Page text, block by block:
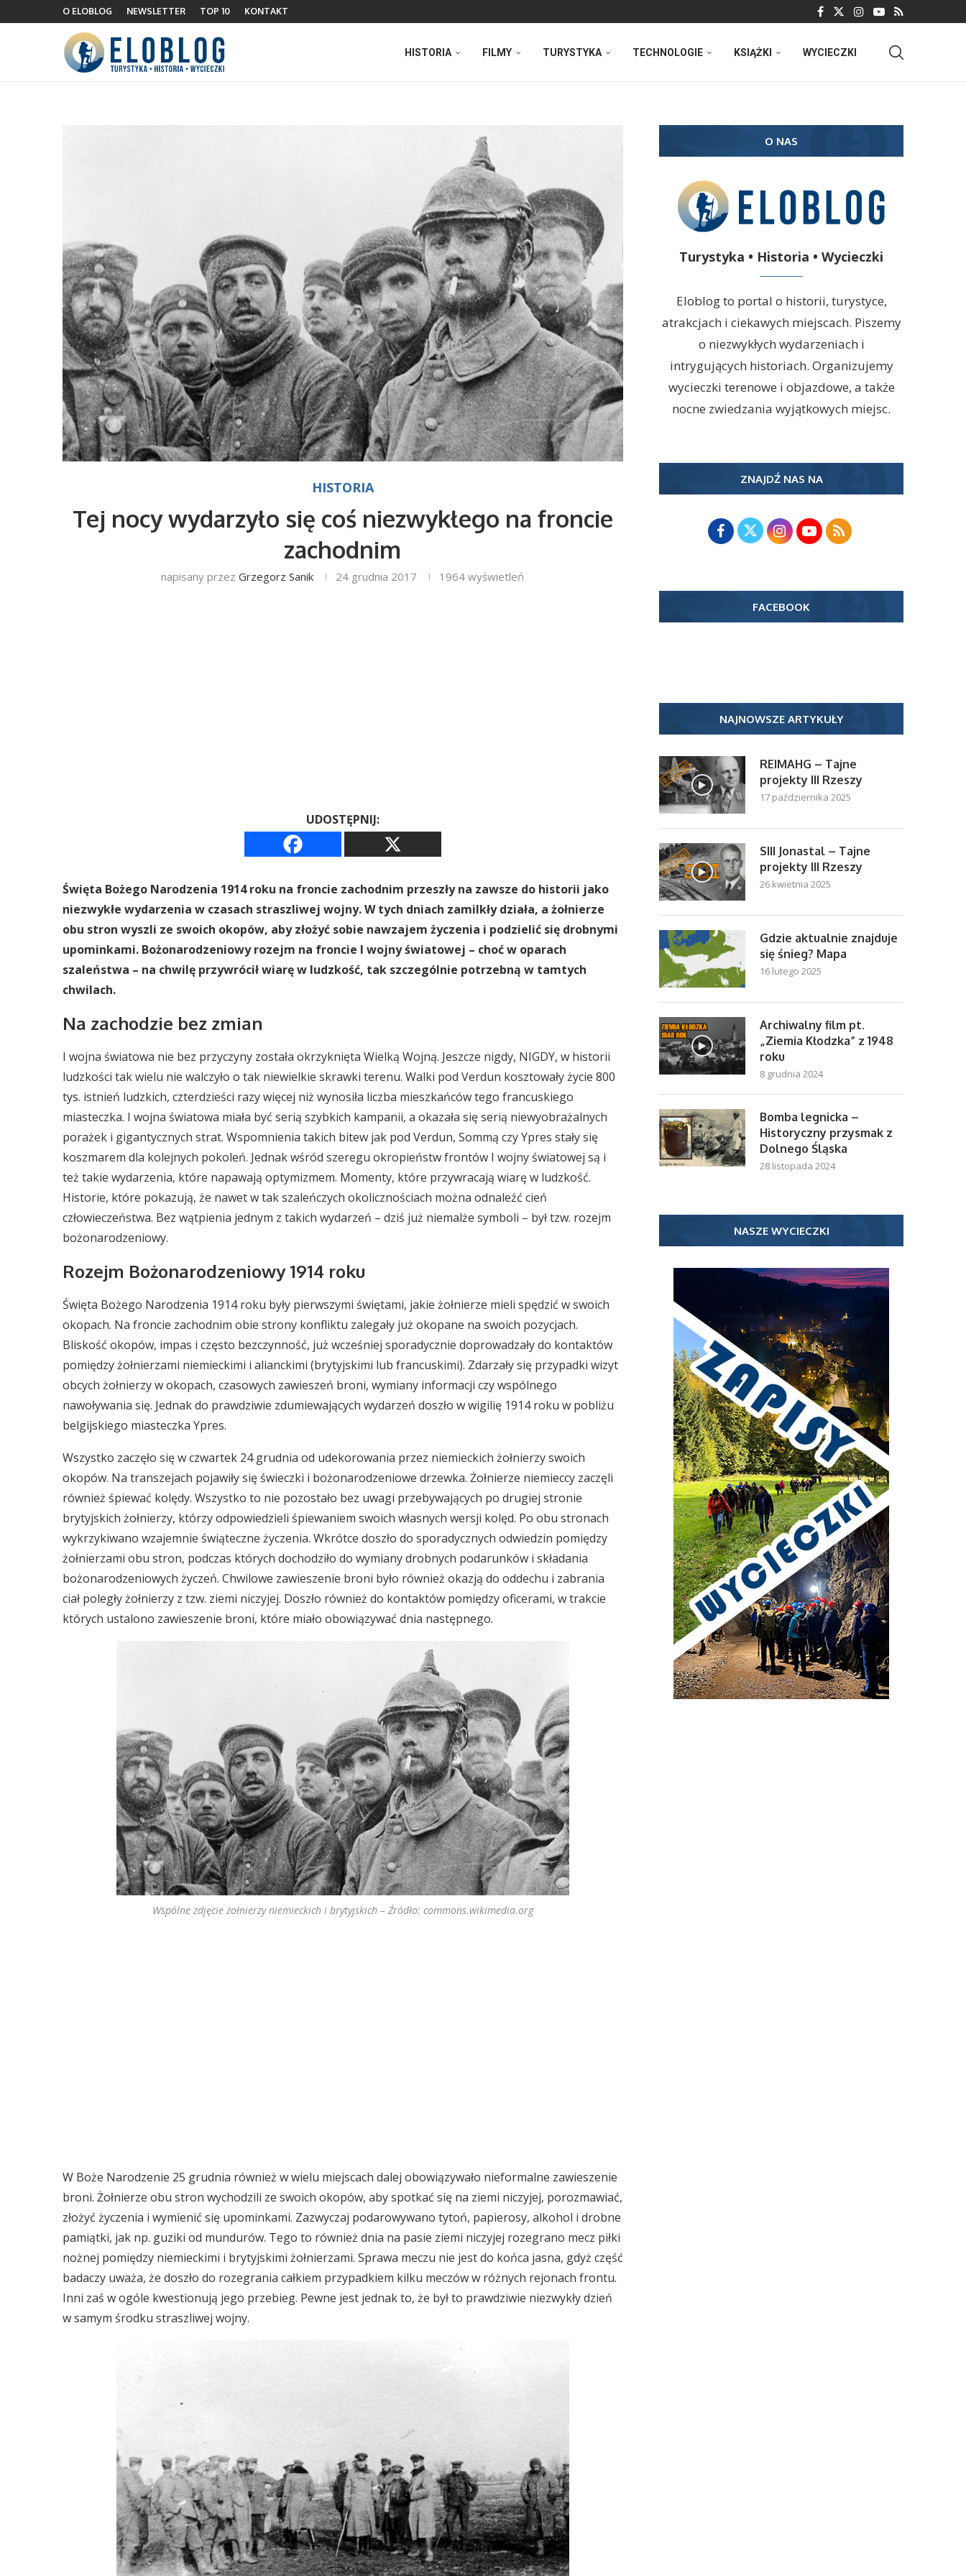
O ELOBLOG NEWSLETTER TOP 10 KONTAKT
HISTORIA FILMY TURYSTYKA TECHNOLOGIE KSIĄŻKI WYCIECZKI
HISTORIA
Tej nocy wydarzyło się coś niezwykłego na froncie
zachodnim
napisany przezGrzegorz Sanik 24 grudnia 2017 1964 wyświetleń
UDOSTĘPNIJ:
Święta Bożego Narodzenia 1914 roku na froncie zachodnim przeszły na zawsze do historii jako
niezwykłe wydarzenia w czasach straszliwej wojny. W tych dniach zamilkły działa, a żołnierze
obu stron wyszli ze swoich okopów, aby złożyć sobie nawzajem życzenia i podzielić się drobnymi
upominkami. Bożonarodzeniowy rozejm na froncie I wojny światowej – choć w oparach
szaleństwa – na chwilę przywrócił wiarę w ludzkość, tak szczególnie potrzebną w tamtych
chwilach.
Na zachodzie bez zmian
I wojna światowa nie bez przyczyny została okrzyknięta Wielką Wojną. Jeszcze nigdy, NIGDY, w historii
ludzkości tak wielu nie walczyło o tak niewielkie skrawki terenu. Walki pod Verdun kosztowały życie 800
tys. istnień ludzkich, czterdzieści razy więcej niż wynosiła liczba mieszkańców tego francuskiego
miasteczka. I wojna światowa miała być serią szybkich kampanii, a okazała się serią niewyobrażalnych
porażek i gigantycznych strat. Wspomnienia takich bitew jak pod Verdun, Sommą czy Ypres stały się
koszmarem dla kolejnych pokoleń. Jednak wśród szeregu okropieństw frontów I wojny światowej są i
też takie wydarzenia, które napawają optymizmem. Momenty, które przywracają wiarę w ludzkość.
Historie, które pokazują, że nawet w tak szaleńczych okolicznościach można odnaleźć cień
człowieczeństwa. Bez wątpienia jednym z takich wydarzeń – dziś już niemalże symboli – był tzw. rozejm
bożonarodzeniowy.
Rozejm Bożonarodzeniowy 1914 roku
Święta Bożego Narodzenia 1914 roku były pierwszymi świętami, jakie żołnierze mieli spędzić w swoich
okopach. Na froncie zachodnim obie strony konfliktu zalegały już okopane na swoich pozycjach.
Bliskość okopów, impas i często bezczynność, już wcześniej sporadycznie doprowadzały do kontaktów
pomiędzy żołnierzami niemieckimi i alianckimi (brytyjskimi lub francuskimi). Zdarzały się przypadki wizyt
obcych żołnierzy w okopach, czasowych zawieszeń broni, wymiany informacji czy wspólnego
nawoływania się. Jednak do prawdziwie zdumiewających wydarzeń doszło w wigilię 1914 roku w pobliżu
belgijskiego miasteczka Ypres.
Wszystko zaczęło się w czwartek 24 grudnia od udekorowania przez niemieckich żołnierzy swoich
okopów. Na transzejach pojawiły się świeczki i bożonarodzeniowe drzewka. Żołnierze niemieccy zaczęli
również śpiewać kolędy. Wszystko to nie pozostało bez uwagi przebywających po drugiej stronie
brytyjskich żołnierzy, którzy odpowiedzieli śpiewaniem swoich własnych wersji kolęd. Po obu stronach
wykrzykiwano wzajemnie świąteczne życzenia. Wkrótce doszło do sporadycznych odwiedzin pomiędzy
żołnierzami obu stron, podczas których dochodziło do wymiany drobnych podarunków i składania
bożonarodzeniowych życzeń. Chwilowe zawieszenie broni było również okazją do oddechu i zabrania
ciał poległy żołnierzy z tzw. ziemi niczyjej. Doszło również do kontaktów pomiędzy oficerami, w trakcie
których ustalono zawieszenie broni, które miało obowiązywać dnia następnego.
Wspólne zdjęcie żołnierzy niemieckich i brytyjskich – Źródło: commons.wikimedia.org
W Boże Narodzenie 25 grudnia również w wielu miejscach dalej obowiązywało nieformalne zawieszenie
broni. Żołnierze obu stron wychodzili ze swoich okopów, aby spotkać się na ziemi niczyjej, porozmawiać,
złożyć życzenia i wymienić się upominkami. Zazwyczaj podarowywano tytoń, papierosy, alkohol i drobne
pamiątki, jak np. guziki od mundurów. Tego to również dnia na pasie ziemi niczyjej rozegrano mecz piłki
nożnej pomiędzy niemieckimi i brytyjskimi żołnierzami. Sprawa meczu nie jest do końca jasna, gdyż część
badaczy uważa, że doszło do rozegrania całkiem przypadkiem kilku meczów w różnych rejonach frontu.
Inni zaś w ogóle kwestionują jego przebieg. Pewne jest jednak to, że był to prawdziwie niezwykły dzień
w samym środku straszliwej wojny.
O NAS
Turystyka • Historia • Wycieczki
Eloblog to portal o historii, turystyce,
atrakcjach i ciekawych miejscach. Piszemy
o niezwykłych wydarzeniach i
intrygujących historiach. Organizujemy
wycieczki terenowe i objazdowe, a także
nocne zwiedzania wyjątkowych miejsc.
ZNAJDŹ NAS NA
FACEBOOK
NAJNOWSZE ARTYKUŁY
REIMAHG – Tajne
projekty III Rzeszy
17 października 2025
SIII Jonastal – Tajne
projekty III Rzeszy
26 kwietnia 2025
Gdzie aktualnie znajduje
się śnieg? Mapa
16 lutego 2025
Archiwalny film pt.
„Ziemia Kłodzka” z 1948
roku
8 grudnia 2024
Bomba legnicka –
Historyczny przysmak z
Dolnego Śląska
28 listopada 2024
NASZE WYCIECZKI